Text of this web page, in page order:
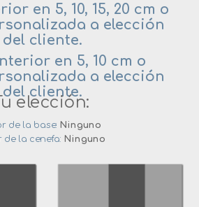
en 5, 10, 15, 20 cm o
a elección
del cliente.
en 5, 10 cm o
a elección
del cliente.
elección:
de la base: Ninguno
de la cenefa: Ninguno